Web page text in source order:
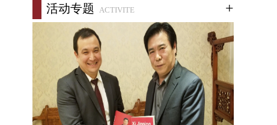
活动专题 ACTIVITE +